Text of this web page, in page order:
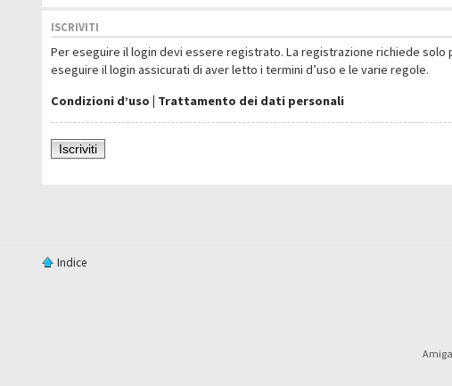
ISCRIVITI
Per eseguire il login devi essere registrato. La registrazione richiede solo
eseguire il login assicurati di aver letto i termini d’uso e le varie regole.
Condizioni d’uso | Trattamento dei dati personali
Iscriviti
Indice